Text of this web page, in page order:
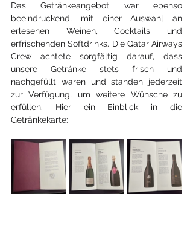
Das Getränkeangebot war ebenso
beeindruckend, mit einer Auswahl an
erlesenen Weinen, Cocktails und
erfrischenden Softdrinks. Die Qatar Airways
Crew achtete sorgfältig darauf, dass
unsere Getränke stets frisch und
nachgefüllt waren und standen jederzeit
zur Verfügung, um weitere Wünsche zu
erfüllen. Hier ein Einblick in die
Getränkekarte: